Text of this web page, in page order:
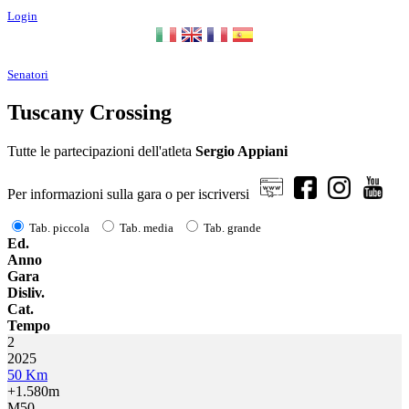
Login
Senatori
Tuscany Crossing
Tutte le partecipazioni dell'atleta Sergio Appiani
Per informazioni sulla gara o per iscriversi
Tab. piccola Tab. media Tab. grande
Ed.
Anno
Gara
Disliv.
Cat.
Tempo
2
2025
50 Km
+1.580m